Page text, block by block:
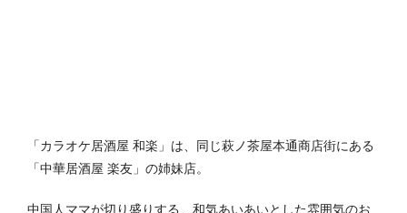
「カラオケ居酒屋 和楽」は、同じ萩ノ茶屋本通商店街にある
「中華居酒屋 楽友」の姉妹店。
中国人ママが切り盛りする、和気あいあいとした雰囲気のお